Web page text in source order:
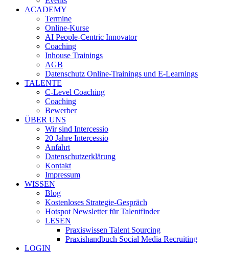
ACADEMY
Termine
Online-Kurse
AI People-Centric Innovator
Coaching
Inhouse Trainings
AGB
Datenschutz Online-Trainings und E-Learnings
TALENTE
C-Level Coaching
Coaching
Bewerber
ÜBER UNS
Wir sind Intercessio
20 Jahre Intercessio
Anfahrt
Datenschutzerklärung
Kontakt
Impressum
WISSEN
Blog
Kostenloses Strategie-Gespräch
Hotspot Newsletter für Talentfinder
LESEN
Praxiswissen Talent Sourcing
Praxishandbuch Social Media Recruiting
LOGIN